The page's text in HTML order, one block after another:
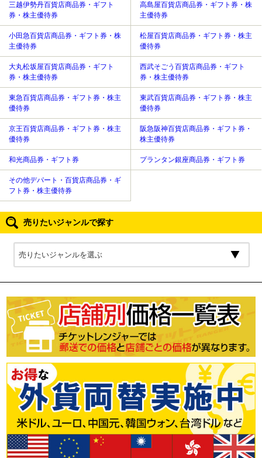
三越伊勢丹百貨店商品券・ギフト
券・株主優待券
高島屋百貨店商品券・ギフト券・株
主優待券
小田急百貨店商品券・ギフト券・株
主優待券
松屋百貨店商品券・ギフト券・株主
優待券
大丸松坂屋百貨店商品券・ギフト
券・株主優待券
西武そごう百貨店商品券・ギフト
券・株主優待券
東急百貨店商品券・ギフト券・株主
優待券
東武百貨店商品券・ギフト券・株主
優待券
京王百貨店商品券・ギフト券・株主
優待券
阪急阪神百貨店商品券・ギフト券・
株主優待券
和光商品券・ギフト券 プランタン銀座商品券・ギフト券
その他デパート・百貨店商品券・ギ
フト券・株主優待券
売りたいジャンルで探す